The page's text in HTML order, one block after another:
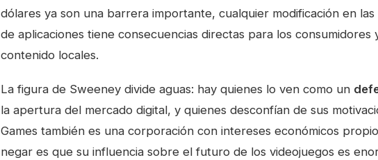
dólares ya son una barrera importante, cualquier modificación en
de aplicaciones tiene consecuencias directas para los consumidores
contenido locales.
La figura de Sweeney divide aguas: hay quienes lo ven como un
la apertura del mercado digital, y quienes desconfían de sus
Games también es una corporación con intereses económicos
negar es que su influencia sobre el futuro de los videojuegos es